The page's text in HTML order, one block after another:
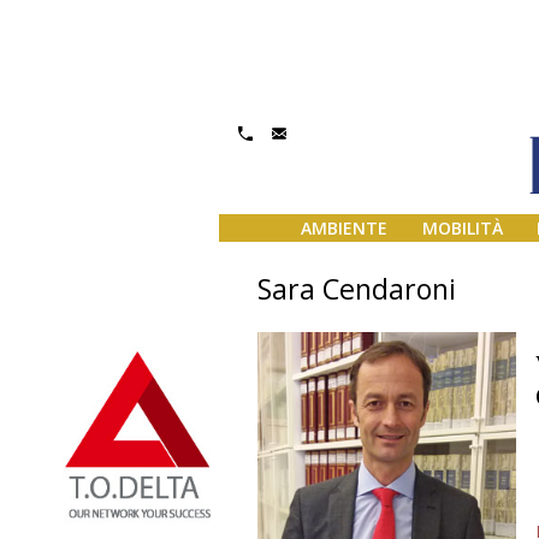
AMBIENTE MOBILITÀ
Sara Cendaroni